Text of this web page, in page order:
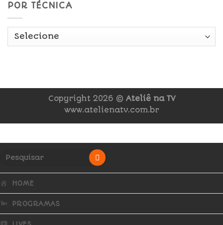
POR TÉCNICA
Copyright 2026 © Ateliê na TV
www.atelienatv.com.br
HOME
PROGRAMAS